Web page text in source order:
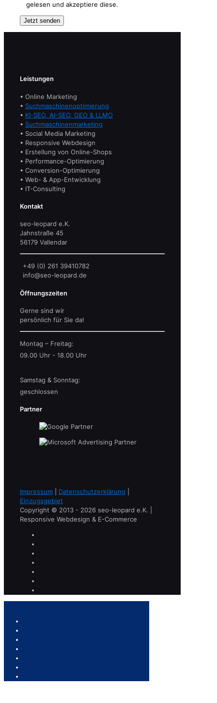
gelesen und akzeptiere diese.
Leistungen
• Online Marketing
• Suchmaschinenoptimierung
• KI-SEO, AI-SEO, GEO & LLMO
• Suchmaschinenmarketing
• Social Media Marketing
• Responsive Webdesign
• Erstellung von Online-Shops
• Performance-Optimierung
• Conversion-Optimierung
• Web- & App-Entwicklung
• IT-Consulting
Kontakt
seo-leopard e.K.
Jahnstraße 45
56179 Vallendar
+49 (0) 261 39410782
info@seo-leopard.de
Öffnungszeiten
Gerne sind wir
persönlich für Sie da!
Montag – Freitag:
09.00 Uhr - 18.00 Uhr
Samstag & Sonntag:
geschlossen
Partner
Impressum Datenschutzerklärung
Einzugsgebiet
Copyright © 2013 - 2026 seo-leopard e.K. |
Responsive Webdesign & E-Commerce